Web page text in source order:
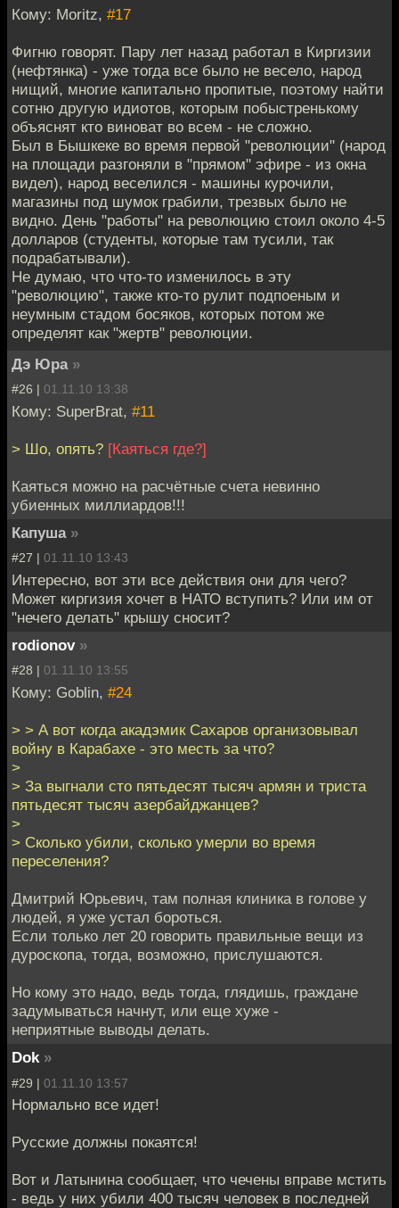
Кому: Moritz, #17
Фигню говорят. Пару лет назад работал в Киргизии
(нефтянка) - уже тогда все было не весело, народ
нищий, многие капитально пропитые, поэтому найти
сотню другую идиотов, которым побыстренькому
объяснят кто виноват во всем - не сложно.
Был в Бышкеке во время первой "революции" (народ
на площади разгоняли в "прямом" эфире - из окна
видел), народ веселился - машины курочили,
магазины под шумок грабили, трезвых было не
видно. День "работы" на революцию стоил около 4-5
долларов (студенты, которые там тусили, так
подрабатывали).
Не думаю, что что-то изменилось в эту
"революцию", также кто-то рулит подпоеным и
неумным стадом босяков, которых потом же
определят как "жертв" революции.
Дэ Юра »
#26 | 01.11.10 13:38
Кому: SuperBrat, #11
> Шо, опять? [Каяться где?]
Каяться можно на расчётные счета невинно
убиенных миллиардов!!!
Капуша »
#27 | 01.11.10 13:43
Интересно, вот эти все действия они для чего?
Может киргизия хочет в НАТО вступить? Или им от
"нечего делать" крышу сносит?
rodionov »
#28 | 01.11.10 13:55
Кому: Goblin, #24
> > А вот когда акадэмик Сахаров организовывал
войну в Карабахе - это месть за что?
>
> За выгнали сто пятьдесят тысяч армян и триста
пятьдесят тысяч азербайджанцев?
>
> Сколько убили, сколько умерли во время
переселения?
Дмитрий Юрьевич, там полная клиника в голове у
людей, я уже устал бороться.
Если только лет 20 говорить правильные вещи из
дуроскопа, тогда, возможно, прислушаются.
Но кому это надо, ведь тогда, глядишь, граждане
задумываться начнут, или еще хуже -
неприятные выводы делать.
Dok »
#29 | 01.11.10 13:57
Нормально все идет!
Русские должны покаятся!
Вот и Латынина сообщает, что чечены вправе мстить
- ведь у них убили 400 тысяч человек в последней